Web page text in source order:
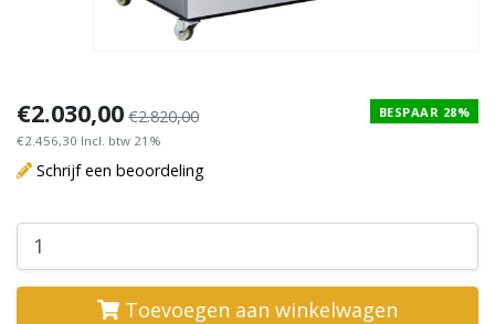
€2.030,00 €2.820,00
€2.456,30 Incl. btw 21%
BESPAAR 28%
Schrijf een beoordeling
Toevoegen aan winkelwagen